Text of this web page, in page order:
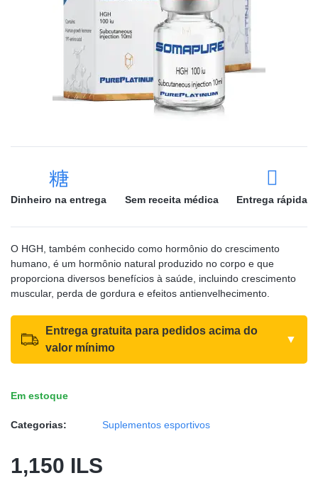
Dinheiro na entrega Sem receita médica Entrega rápida
O HGH, também conhecido como hormônio do crescimento
humano, é um hormônio natural produzido no corpo e que
proporciona diversos benefícios à saúde, incluindo crescimento
muscular, perda de gordura e efeitos antienvelhecimento.
Entrega gratuita para pedidos acima do
valor mínimo
▼
Em estoque
Categorias: Suplementos esportivos
1,150 ILS